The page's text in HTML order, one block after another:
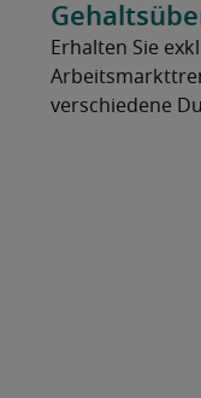
Erhalten Sie
verschiedene